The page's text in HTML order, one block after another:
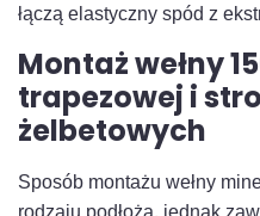
łączą elastyczny spód z
Montaż wełny
trapezowej i
żelbetowych
Sposób montażu wełny
rodzaju podłoża, jednak